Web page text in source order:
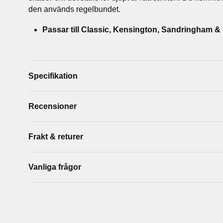
den används regelbundet.
Passar till Classic, Kensington, Sandringham &
Specifikation
Recensioner
Frakt & returer
Vanliga frågor